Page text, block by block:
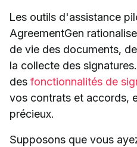
Les outils d'assistance
AgreementGen
de vie des documents,
la collecte des
des fonctionnalités de
vos contrats et accords,
précieux.
Supposons que vous